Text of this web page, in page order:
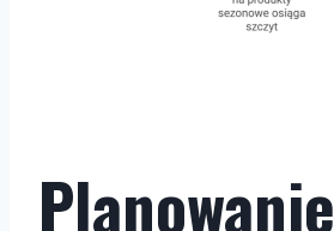
Planowanie